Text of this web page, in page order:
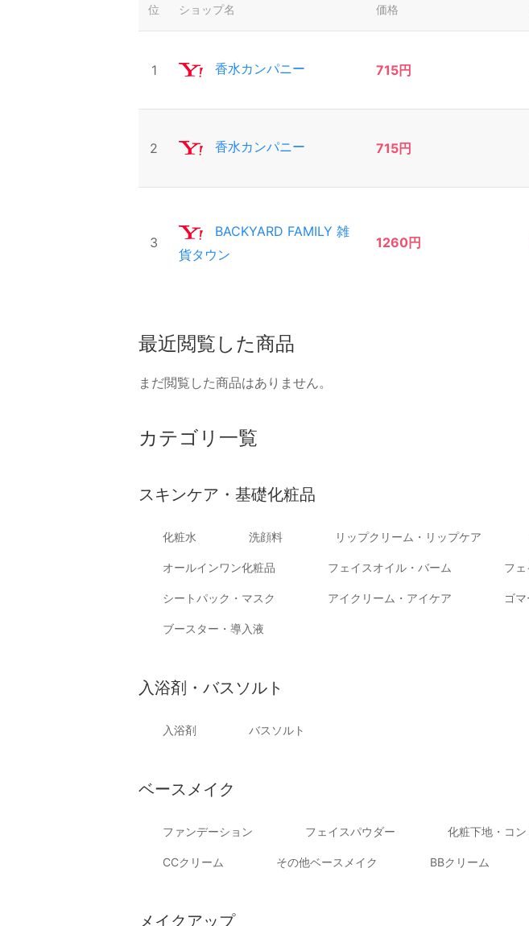
位
ショップ名 価格
1 香水カンパニー 715円
2 香水カンパニー 715円
3
BACKYARD FAMILY 雑
貨タウン
1260円
最近閲覧した商品
まだ閲覧した商品はありません。
カテゴリ一覧
スキンケア・基礎化粧品
化粧水 洗顔料 リップクリーム・リップケア
オールインワン化粧品 フェイスオイル・バーム フ
シートパック・マスク アイクリーム・アイケア ゴ
ブースター・導入液
入浴剤・バスソルト
入浴剤 バスソルト
ベースメイク
ファンデーション フェイスパウダー 化粧下地・コ
CCクリーム その他ベースメイク BBクリーム
メイクアップ